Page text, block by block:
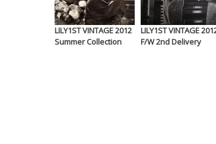
LILY1ST VINTAGE 2012
Summer Collection
LILY1ST VINTAGE
F/W 2nd Delivery